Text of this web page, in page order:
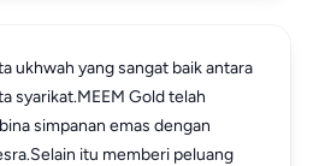
ukhwah yang sangat baik antara
syarikat.MEEM Gold telah
simpanan emas dengan
itu memberi peluang